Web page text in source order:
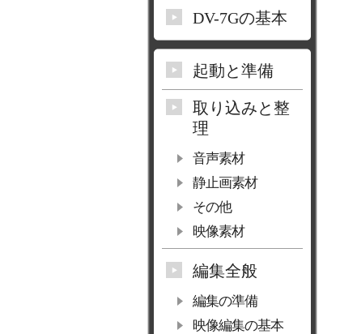
DV-7Gの基本
起動と準備
取り込みと整
理
音声素材
静止画素材
その他
映像素材
編集全般
編集の準備
映像編集の基本